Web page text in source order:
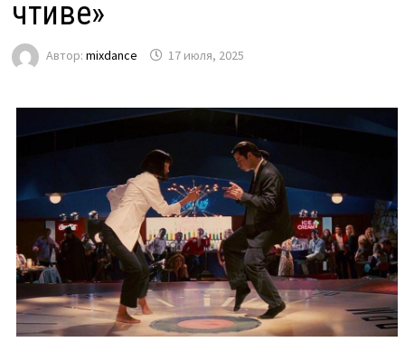
чтиве»
Автор: mixdance 17 июля, 2025